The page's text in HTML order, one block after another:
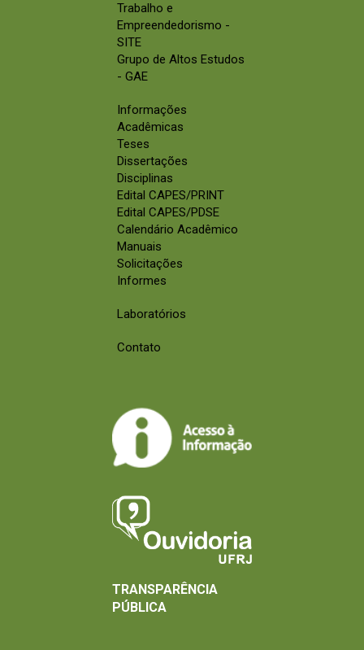
Trabalho e
Empreendedorismo -
SITE
Grupo de Altos Estudos
- GAE
Informações
Acadêmicas
Teses
Dissertações
Disciplinas
Edital CAPES/PRINT
Edital CAPES/PDSE
Calendário Acadêmico
Manuais
Solicitações
Informes
Laboratórios
Contato
TRANSPARÊNCIA
PÚBLICA